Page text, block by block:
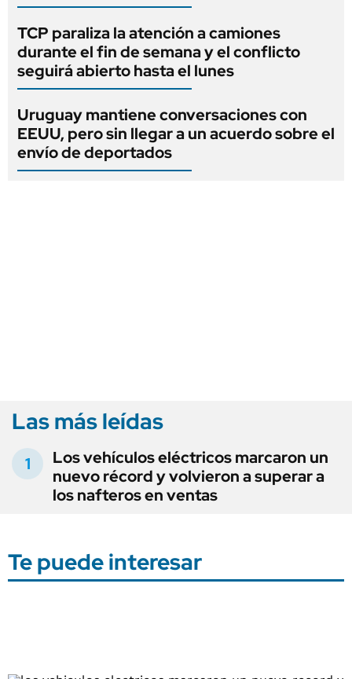
TCP paraliza la atención a camiones
durante el fin de semana y el conflicto
seguirá abierto hasta el lunes
Uruguay mantiene conversaciones con
EEUU, pero sin llegar a un acuerdo sobre el
envío de deportados
Las más leídas
Los vehículos eléctricos marcaron un
nuevo récord y volvieron a superar a
los nafteros en ventas
Te puede interesar